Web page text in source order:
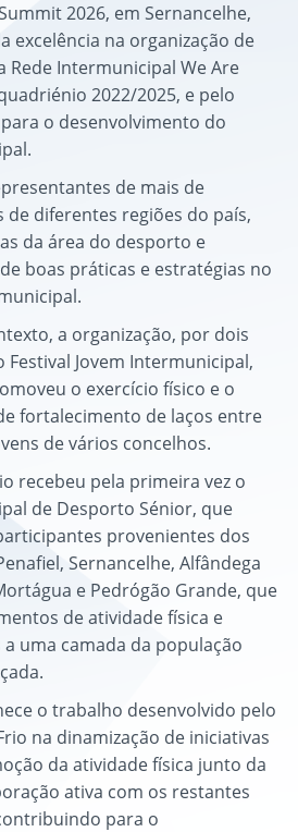
2026, em Sernancelhe,
excelência na organização de
Rede Intermunicipal We Are
2022/2025, e pelo
o desenvolvimento do
de mais de
diferentes regiões do país,
da área do desporto e
boas práticas e estratégias no
a organização, por dois
Jovem Intermunicipal,
o exercício físico e o
fortalecimento de laços entre
de vários concelhos.
recebeu pela primeira vez o
de Desporto Sénior, que
provenientes dos
Sernancelhe, Alfândega
e Pedrógão Grande, que
de atividade física e
uma camada da população
o trabalho desenvolvido pelo
na dinamização de iniciativas
da atividade física junto da
ativa com os restantes
para o